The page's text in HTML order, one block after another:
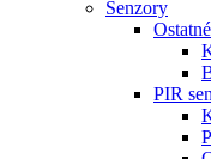
Senzory
PIR